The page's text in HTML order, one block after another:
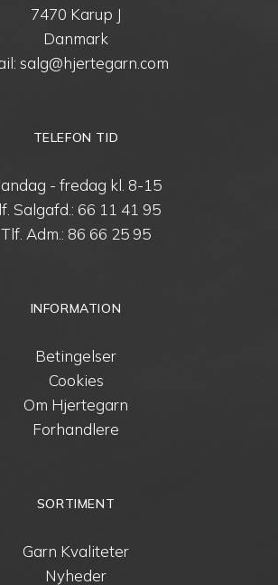
7470 Karup J
Danmark
salg@hjertegarn.com
TELEFON TID
- fredag kl. 8-15
Salgafd.: 66 11 41 95
Tlf. Adm.: 86 66 25 95
INFORMATION
Betingelser
Cookies
Om Hjertegarn
Forhandlere
SORTIMENT
Garn Kvaliteter
Nyheder